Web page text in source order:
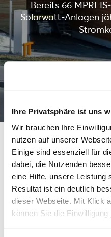
Ihre Privatsphäre ist uns
Wir brauchen Ihre
nutzen auf unserer
Einige sind essenziell für
dabei, die Nutzenden
eine Hilfe, unsere Leistung
Resultat ist ein deutlich
dieser Webseite. Mit Klick
können Sie die Einwilligung
Bereits 66
Solarwatt-Anlagen
Weitere
Energie mit
erzeugen.